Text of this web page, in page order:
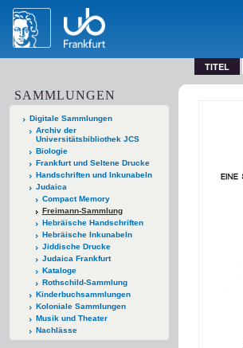
TITEL
SAMMLUNGEN
Digitale Sammlungen
Archiv der
Universitätsbibliothek JCS
Biologie
Frankfurt und Seltene Drucke
Handschriften und Inkunabeln
Judaica
Compact Memory
Freimann-Sammlung
Hebräische Handschriften
Hebräische Inkunabeln
Jiddische Drucke
Judaica Frankfurt
Kataloge
Rothschild-Sammlung
Kinderbuchsammlungen
Koloniale Sammlungen
Musik und Theater
Nachlässe